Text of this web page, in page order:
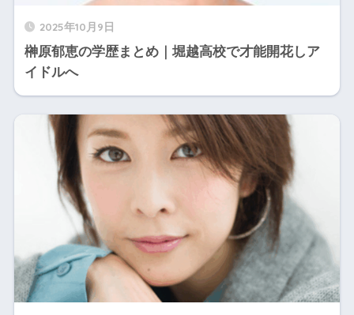
2025年10月9日
榊原郁恵の学歴まとめ｜堀越高校で才能開花しア
イドルへ